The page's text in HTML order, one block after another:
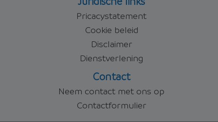
Pricacystatement
Cookie beleid
Disclaimer
Dienstverlening
Contact
Neem contact met ons op
Contactformulier